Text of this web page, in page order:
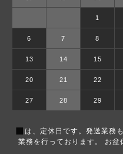
1
6 7 8
13 14 15
20 21 22
27 28 29
■ は、定休日です。発送業務
業務を行っております。 お